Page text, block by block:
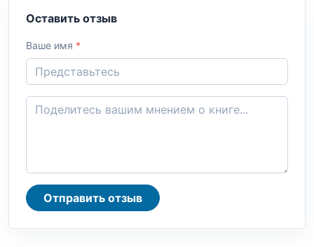
Оставить отзыв
Ваше имя *
Отправить отзыв